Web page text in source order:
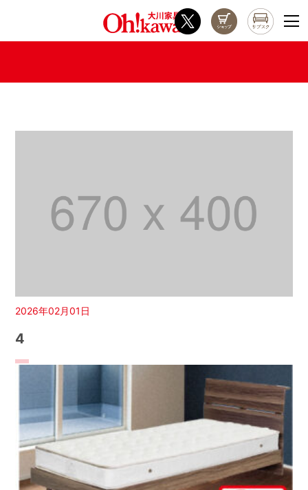
2026年02月01日
4